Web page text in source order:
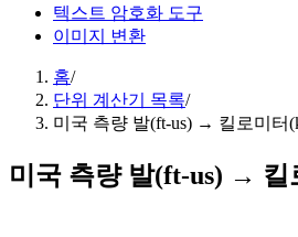
텍스트 암호화 도구
이미지 변환
홈/
단위 계산기 목록/
미국 측량 발(ft-us) → 킬로미터
미국 측량 발(ft-us) → 킬